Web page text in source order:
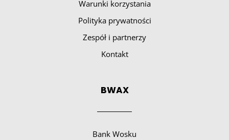
Warunki korzystania
Polityka prywatności
Zespół i partnerzy
Kontakt
BWAX
Bank Wosku